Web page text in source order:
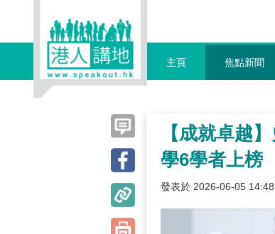
主頁 焦點新聞
【成就卓越
學6學者上榜
發表於 2026-06-05 14:48